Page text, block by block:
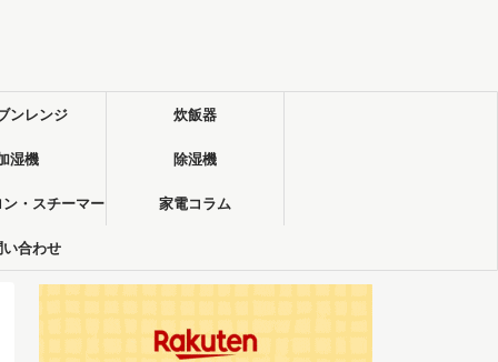
ンレンジ 炊飯器
湿機 除湿機
・スチーマー 家電コラム
い合わせ